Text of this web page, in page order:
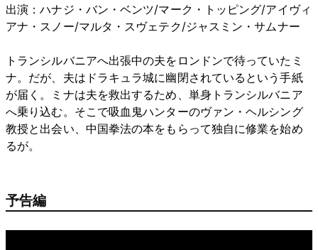
出演：ハナジ・バン・ベンツ/マーク・トッピング/アイヴィ
アナ・スノー/マルタ・スヴェテク/ジャスミン・サムナー
トランシルバニアへ出張中の夫をロンドンで待っていたミ
ナ。だが、夫はドラキュラ城に幽閉されているという手紙
が届く。ミナは夫を救出するため、単身トランシルバニア
へ乗り込む。そこで吸血鬼ハンターのヴァン・ヘルシング
教授と出会い、中国拳法の本をもらって独自に修業を始め
るが。
予告編